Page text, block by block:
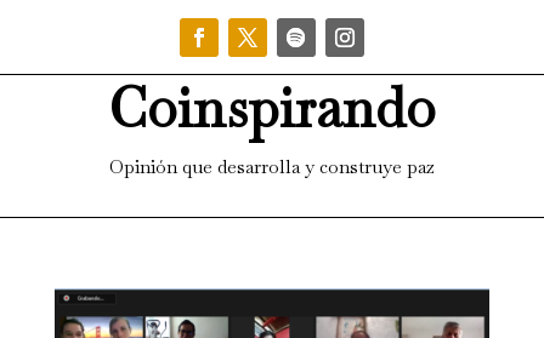
Coinspirando
Opinión que desarrolla y construye paz